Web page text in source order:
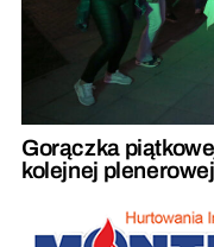
Gorączka
kolejnej